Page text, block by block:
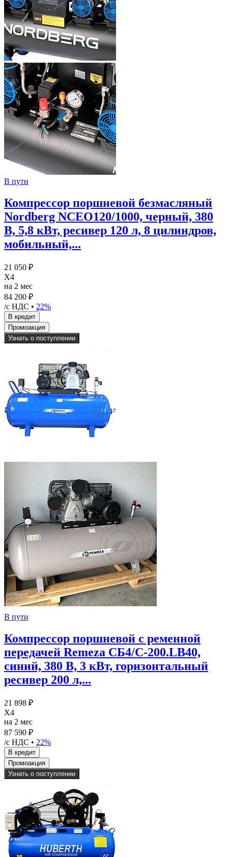
В пути
Компрессор поршневой безмасляный
Nordberg NCEO120/1000, черный, 380
В, 5,8 кВт, ресивер 120 л, 8 цилиндров,
мобильный,...
21 050 ₽
X4
на 2 мес
84 200 ₽
/с НДС • 22%
Узнать о поступлении
В пути
Компрессор поршневой с ременной
передачей Remeza CБ4/C-200.LB40,
синий, 380 В, 3 кВт, горизонтальный
ресивер 200 л,...
21 898 ₽
X4
на 2 мес
87 590 ₽
/с НДС • 22%
Узнать о поступлении